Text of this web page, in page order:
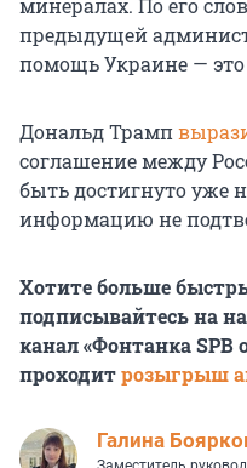
минералах. По его
предыдущей
помощь Украине — это
Дональд Трамп
соглашение между
быть достигнуто уже
информацию не
Хотите больше
подписывайтесь на
канал «Фонтанка SPB
проходитрозыгрыш
Галина